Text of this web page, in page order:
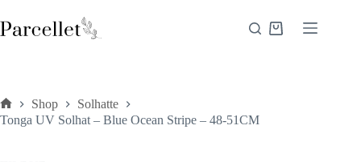
til
indhold
Indkøbskurv
Forside
Shop
Solhatte
Tonga UV Solhat – Blue Ocean Stripe – 48-51CM